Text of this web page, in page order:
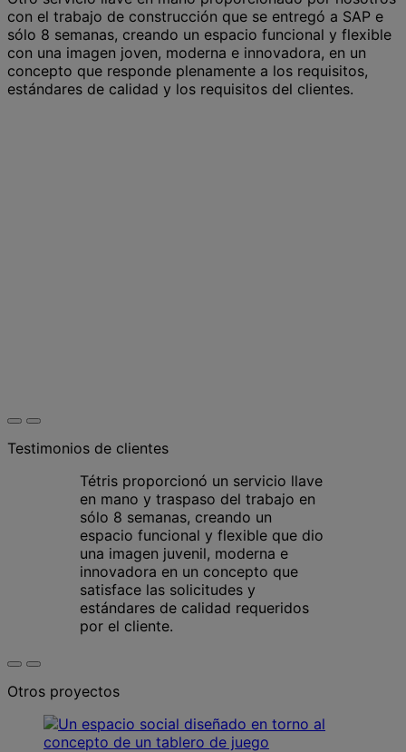
con el trabajo de construcción que se entregó a SAP e
sólo 8 semanas, creando un espacio funcional y flexible
con una imagen joven, moderna e innovadora, en un
concepto que responde plenamente a los requisitos,
estándares de calidad y los requisitos del clientes.
Testimonios de clientes
Tétris proporcionó un servicio llave
en mano y traspaso del trabajo en
sólo 8 semanas, creando un
espacio funcional y flexible que dio
una imagen juvenil, moderna e
innovadora en un concepto que
satisface las solicitudes y
estándares de calidad requeridos
por el cliente.
Otros proyectos